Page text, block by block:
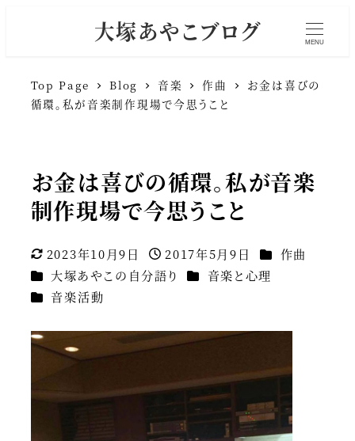
大塚あやこブログ MENU
Top Page Blog 音楽 作曲
お金は喜びの
循環。私が音楽制作現場で今思うこと
お金は喜びの循環。私が音楽
制作現場で今思うこと
更新日
2023年10月9日
投稿日
2017年5月9日 カテゴリー
作曲
カテゴリー
大塚あやこの自分語り カテゴリー
音楽と心理
カテゴリー
音楽活動